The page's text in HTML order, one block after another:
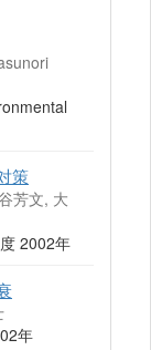
策
芳文, 大
2002年
年